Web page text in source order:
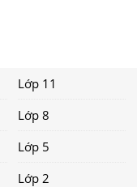
Lớp 11
Lớp 8
Lớp 5
Lớp 2